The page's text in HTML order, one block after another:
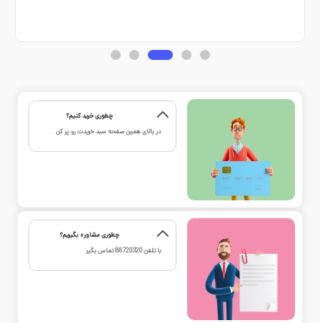
چطوری خرید کنیم؟
در بالای همین صفحه سبد خریدت رو پر کن
چطوری مشاوره بگیریم؟
با تلفن88720320تماس بگیر